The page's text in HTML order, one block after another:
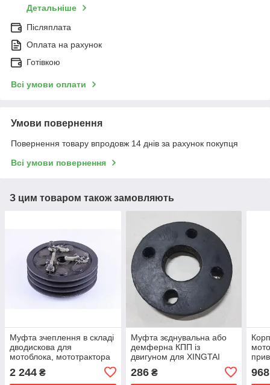
Детальніше
Післяплата
Оплата на рахунок
Готівкою
Всі умови оплати
Умови повернення
Повернення товару впродовж 14 днів за рахунок покупця
Всі умови повернення
З цим товаром також замовляють
Муфта зчеплення в складі
дводискова для
мотоблока, мототрактора
R180, R190, R195, S1100,
S1105, S1115!
2 244 ₴
Муфта зєднувальна або
демферна КПП із
двигуном для XINGTAI
120/160/180/220/240/244
оригінал! для КПП 3+1*2
286₴ 968